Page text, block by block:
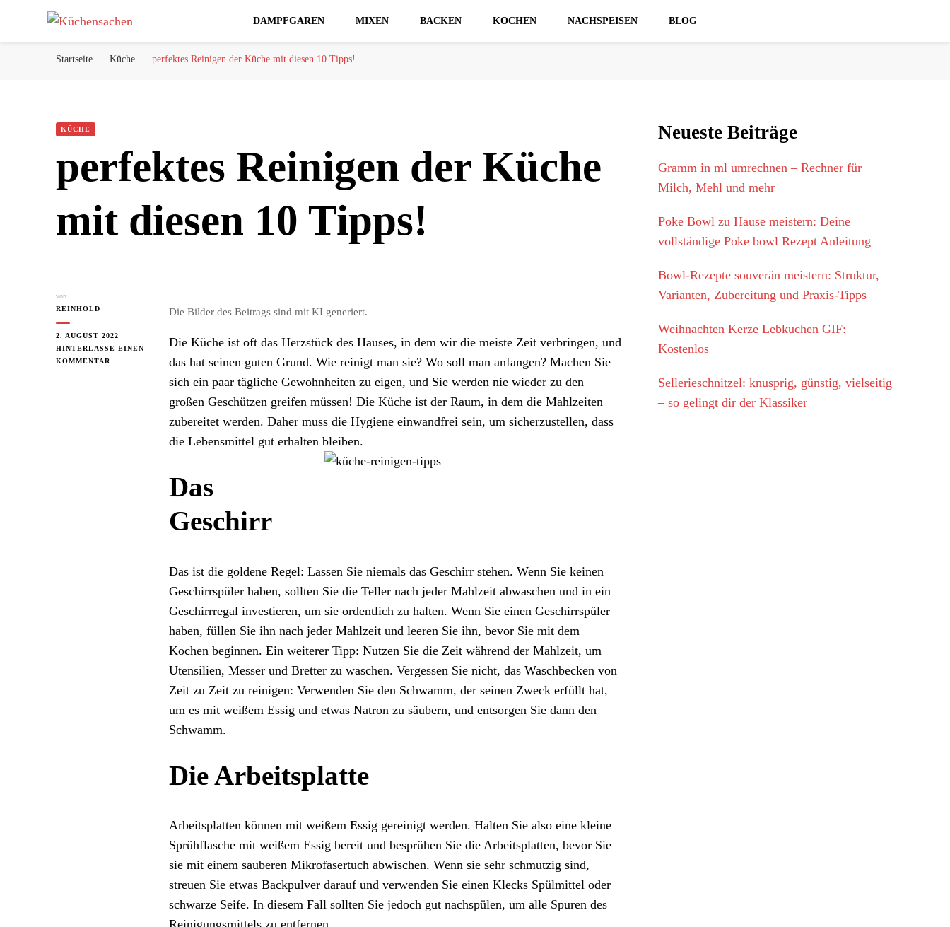
DAMPFGAREN MIXEN BACKEN KOCHEN NACHSPEISEN BLOG
Startseite Küche perfektes Reinigen der Küche mit diesen 10 Tipps!
KÜCHE
perfektes Reinigen der Küche
mit diesen 10 Tipps!
von
REINHOLD
2. AUGUST 2022
HINTERLASSE EINEN
KOMMENTAR
Die Bilder des Beitrags sind mit KI generiert.
Die Küche ist oft das Herzstück des Hauses, in dem wir die meiste Zeit verbringen, und
das hat seinen guten Grund. Wie reinigt man sie? Wo soll man anfangen? Machen Sie
sich ein paar tägliche Gewohnheiten zu eigen, und Sie werden nie wieder zu den
großen Geschützen greifen müssen! Die Küche ist der Raum, in dem die Mahlzeiten
zubereitet werden. Daher muss die Hygiene einwandfrei sein, um sicherzustellen, dass
die Lebensmittel gut erhalten bleiben.
Das
Geschirr
Das ist die goldene Regel: Lassen Sie niemals das Geschirr stehen. Wenn Sie keinen
Geschirrspüler haben, sollten Sie die Teller nach jeder Mahlzeit abwaschen und in ein
Geschirrregal investieren, um sie ordentlich zu halten. Wenn Sie einen Geschirrspüler
haben, füllen Sie ihn nach jeder Mahlzeit und leeren Sie ihn, bevor Sie mit dem
Kochen beginnen. Ein weiterer Tipp: Nutzen Sie die Zeit während der Mahlzeit, um
Utensilien, Messer und Bretter zu waschen. Vergessen Sie nicht, das Waschbecken von
Zeit zu Zeit zu reinigen: Verwenden Sie den Schwamm, der seinen Zweck erfüllt hat,
um es mit weißem Essig und etwas Natron zu säubern, und entsorgen Sie dann den
Schwamm.
Die Arbeitsplatte
Arbeitsplatten können mit weißem Essig gereinigt werden. Halten Sie also eine kleine
Sprühflasche mit weißem Essig bereit und besprühen Sie die Arbeitsplatten, bevor Sie
sie mit einem sauberen Mikrofasertuch abwischen. Wenn sie sehr schmutzig sind,
streuen Sie etwas Backpulver darauf und verwenden Sie einen Klecks Spülmittel oder
schwarze Seife. In diesem Fall sollten Sie jedoch gut nachspülen, um alle Spuren des
Neueste Beiträge
Gramm in ml umrechnen – Rechner für
Milch, Mehl und mehr
Poke Bowl zu Hause meistern: Deine
vollständige Poke bowl Rezept Anleitung
Bowl-Rezepte souverän meistern: Struktur,
Varianten, Zubereitung und Praxis-Tipps
Weihnachten Kerze Lebkuchen GIF:
Kostenlos
Sellerieschnitzel: knusprig, günstig, vielseitig
– so gelingt dir der Klassiker